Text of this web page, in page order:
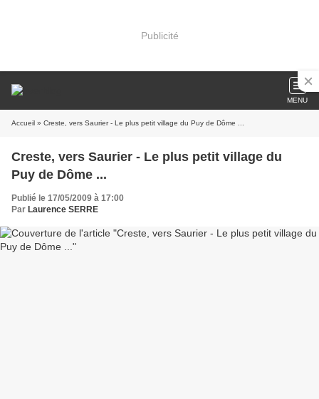
Publicité
MENU
Accueil » Creste, vers Saurier - Le plus petit village du Puy de Dôme ...
Creste, vers Saurier - Le plus petit village du
Puy de Dôme ...
Publié le 17/05/2009 à 17:00
Par Laurence SERRE